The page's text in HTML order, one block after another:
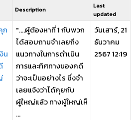
Description
Last
updated
ก
น
"....ผู้ต้องหาที่ 1 กับพวก
ได้สอบถามจําเลยถึง
แนวทางในการดําเนิน
การและทิศทางของคดี
ว่าจะเป็นอย่างไร ซึ่งจํา
เลยแจ้งว่าได้คุยกับ
ผู้ใหญ่แล้ว ทางผู้ใหญ่เห็
...
วันเสาร์, 21
ธันวาคม
2567 12:19